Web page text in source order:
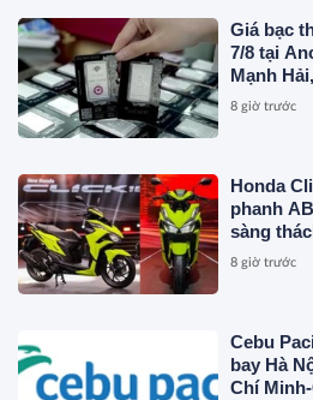
Giá bạc
7/8 tại
Mạnh
8 giờ trước
Honda
phanh
sàng
và
8 giờ trước
Cebu
bay Hà
Chí